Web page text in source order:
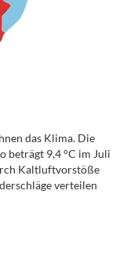
das Klima. Die
beträgt 9,4 °C im Juli
Kaltluftvorstöße
verteilen